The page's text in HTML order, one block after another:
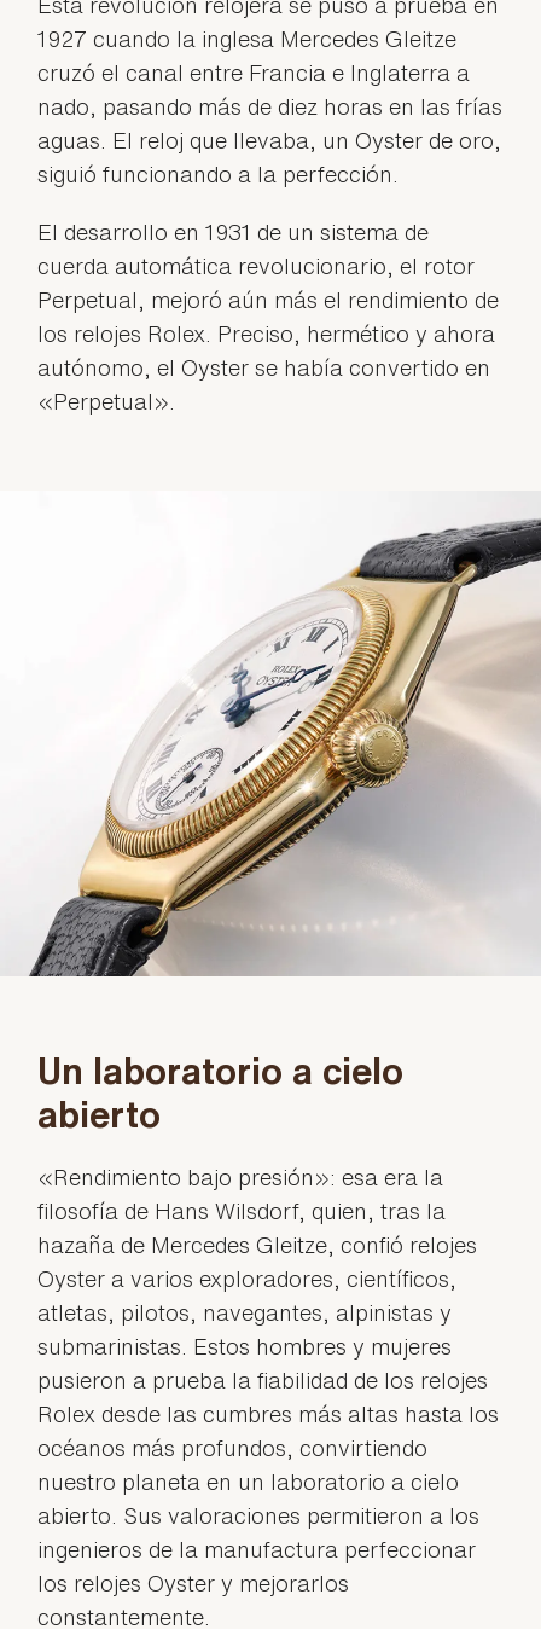
Esta revolución relojera se puso a prueba en
1927 cuando la inglesa Mercedes Gleitze
cruzó el canal entre Francia e Inglaterra a
nado, pasando más de diez horas en las frías
aguas. El reloj que llevaba, un Oyster de oro,
siguió funcionando a la perfección.
El desarrollo en 1931 de un sistema de
cuerda automática revolucionario, el rotor
Perpetual, mejoró aún más el rendimiento de
los relojes Rolex. Preciso, hermético y ahora
autónomo, el Oyster se había convertido en
«Perpetual».
Un laboratorio a cielo
abierto
«Rendimiento bajo presión»: esa era la
filosofía de Hans Wilsdorf, quien, tras la
hazaña de Mercedes Gleitze, confió relojes
Oyster a varios exploradores, científicos,
atletas, pilotos, navegantes, alpinistas y
submarinistas. Estos hombres y mujeres
pusieron a prueba la fiabilidad de los relojes
Rolex desde las cumbres más altas hasta los
océanos más profundos, convirtiendo
nuestro planeta en un laboratorio a cielo
abierto. Sus valoraciones permitieron a los
ingenieros de la manufactura perfeccionar
los relojes Oyster y mejorarlos
constantemente.